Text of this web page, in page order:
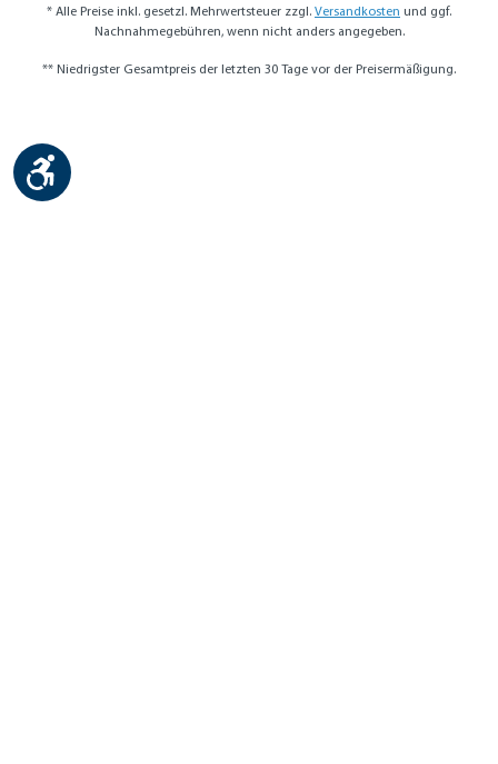
* Alle Preise inkl. gesetzl. Mehrwertsteuer zzgl. Versandkosten und ggf.
Nachnahmegebühren, wenn nicht anders angegeben.
** Niedrigster Gesamtpreis der letzten 30 Tage vor der Preisermäßigung.
Werkzeugleiste anzeigen